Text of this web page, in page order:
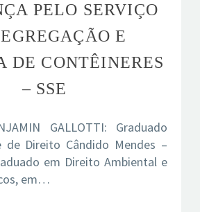
PELO SERVIÇO
E
DE CONTÊINERES
– SSE
GALLOTTI: Graduado
de Direito Cândido Mendes –
em Direito Ambiental e
em…